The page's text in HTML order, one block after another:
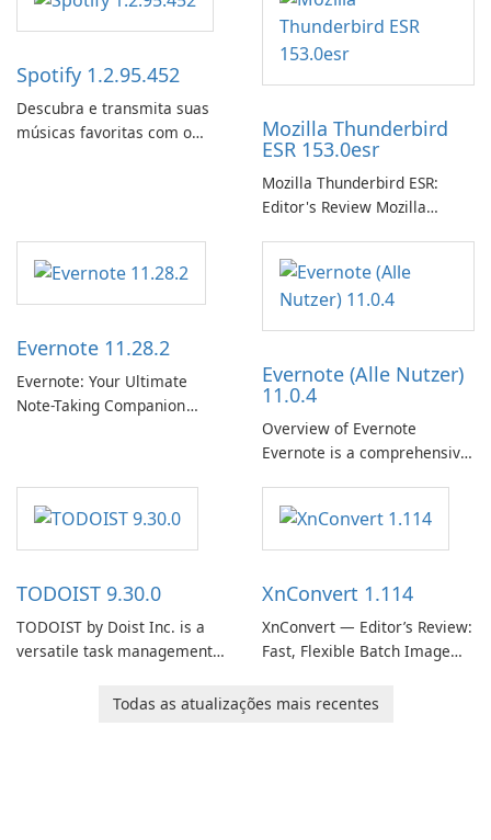
Spotify 1.2.95.452
Descubra e transmita suas
músicas favoritas com o
Mozilla Thunderbird
ESR 153.0esr
Mozilla Thunderbird ESR:
Editor's Review Mozilla
Support Release) is the long-
term support channel of the
Thunderbird desktop email
client designed for
need predictable …
Evernote 11.28.2
Evernote: Your Ultimate
Note-Taking Companion
helps users capture ideas,
organize to-do lists, and keep
track of important
Evernote (Alle Nutzer)
11.0.4
Overview of Evernote
Evernote is a comprehensive
software designed to help
users capture, organize, and
access information across
TODOIST 9.30.0
TODOIST by Doist Inc. is a
versatile task management
individuals and teams
XnConvert 1.114
XnConvert — Editor’s Review:
Fast, Flexible Batch Image
macOS and Linux XnConvert
Todas as atualizações mais recentes